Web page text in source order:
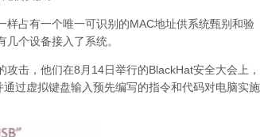
占有一个唯一可识别的MAC地址供系统甄别和验
个设备接入了系统。
击，他们在8月14日举行的BlackHat安全大会上，
过虚拟键盘输入预先编写的指令和代码对电脑实施